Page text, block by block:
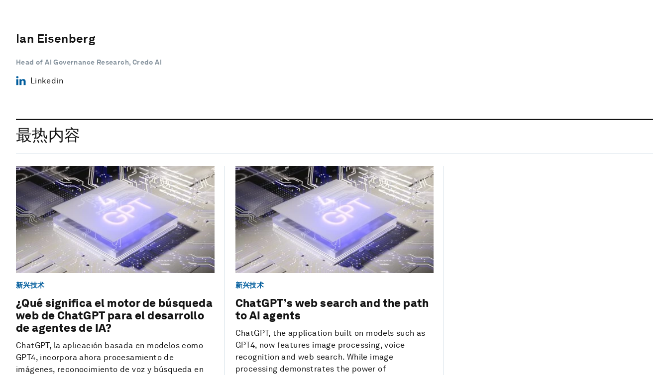
Ian Eisenberg
Head of AI Governance Research, Credo AI
Linkedin
最热内容
新兴技术
¿Qué significa el motor de búsqueda
web de ChatGPT para el desarrollo
de agentes de IA?
ChatGPT, la aplicación basada en modelos como
GPT4, incorpora ahora procesamiento de
imágenes, reconocimiento de voz y búsqueda en
新兴技术
ChatGPT’s web search and the path
to AI agents
ChatGPT, the application built on models such as
GPT4, now features image processing, voice
recognition and web search. While image
processing demonstrates the power of